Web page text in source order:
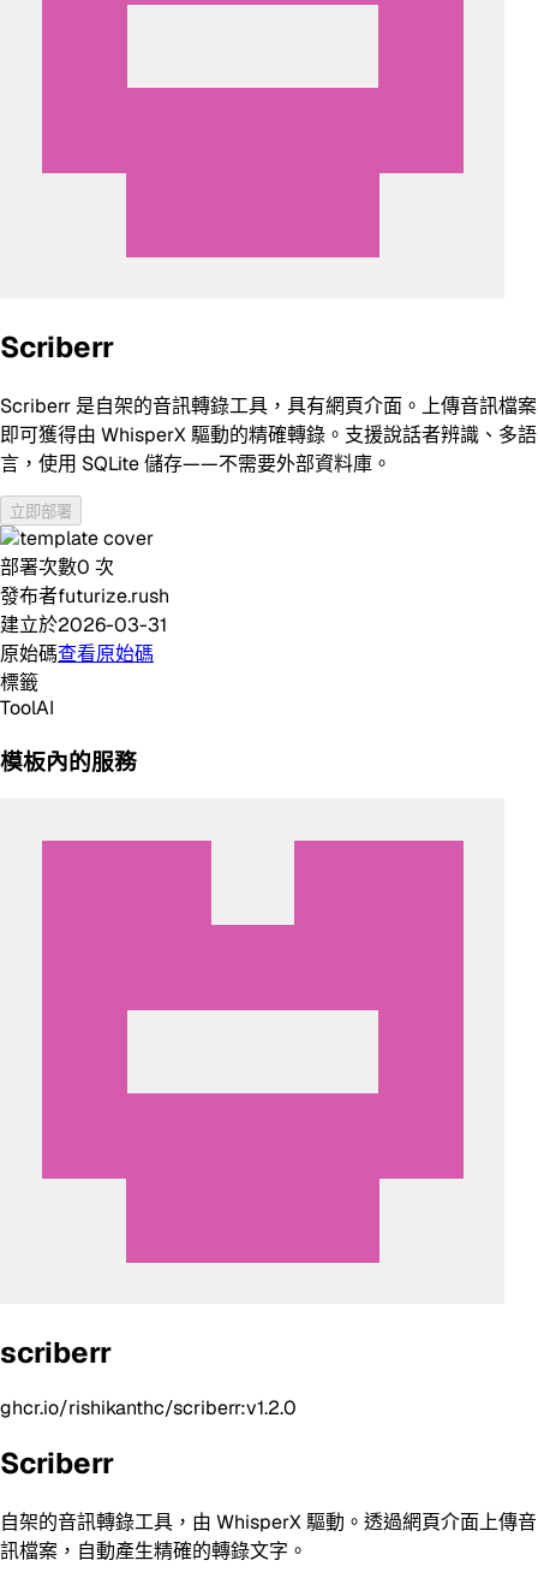
Scriberr
Scriberr 是自架的音訊轉錄工具，具有網頁介面。上傳音訊檔案
即可獲得由 WhisperX 驅動的精確轉錄。支援說話者辨識、多語
言，使用 SQLite 儲存——不需要外部資料庫。
立即部署
部署次數0 次
發布者futurize.rush
建立於2026-03-31
原始碼查看原始碼
標籤
ToolAI
模板內的服務
scriberr
ghcr.io/rishikanthc/scriberr:v1.2.0
Scriberr
自架的音訊轉錄工具，由 WhisperX 驅動。透過網頁介面上傳音
訊檔案，自動產生精確的轉錄文字。